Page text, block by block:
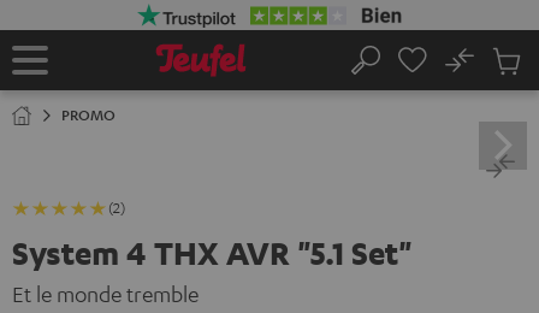
Page
Rechercher
No
panier
PROMO
(2)
System 4 THX AVR "5.1 Set"
Et le monde tremble